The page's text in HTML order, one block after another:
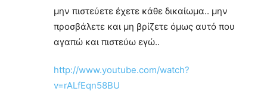
μην πιστεύετε έχετε κάθε δικαίωμα.. μην
προσβάλετε και μη βρίζετε όμως αυτό που
αγαπώ και πιστεύω εγώ..
http://www.youtube.com/watch?
v=rALfEqn58BU